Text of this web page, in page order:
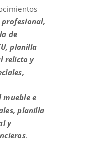
de
planilla
relicto y
mueble e
planilla
y
.